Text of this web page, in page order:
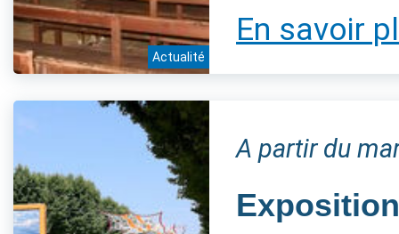
Actualité
En savoir
A partir du